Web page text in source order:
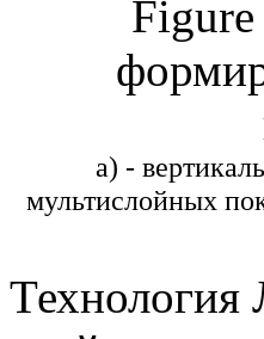
а) -
мультислойных
Технология